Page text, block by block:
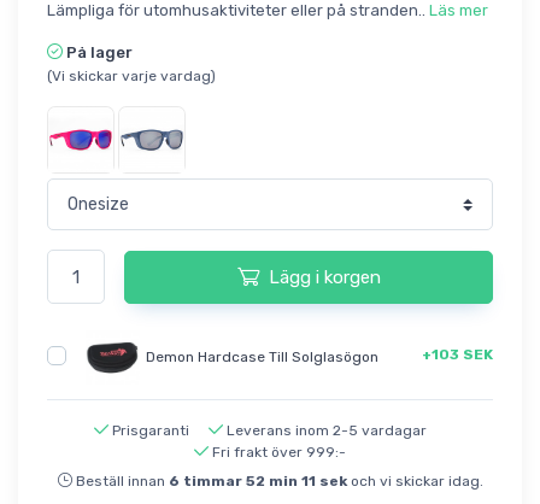
Lämpliga för utomhusaktiviteter eller på stranden.. Läs mer
På lager
(Vi skickar varje vardag)
Lägg i korgen
Demon Hardcase Till Solglasögon +103 SEK
Prisgaranti
Leverans inom 2-5 vardagar
Fri frakt över 999:-
Beställ innan 6 timmar 52 min 11 sekoch vi skickar idag.